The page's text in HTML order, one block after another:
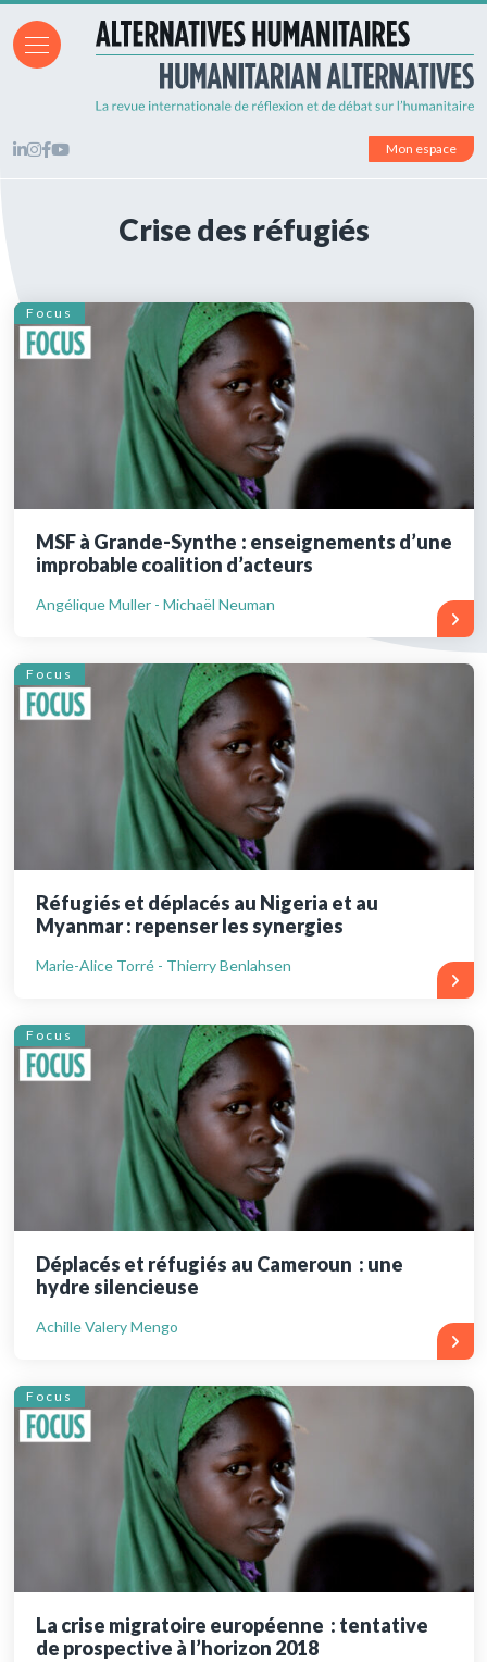
Mon espace
Crise des réfugiés
Focus
MSF à Grande-Synthe : enseignements d’une
improbable coalition d’acteurs
Angélique Muller - Michaël Neuman
Focus
Réfugiés et déplacés au Nigeria et au
Myanmar : repenser les synergies
Marie-Alice Torré - Thierry Benlahsen
Focus
Déplacés et réfugiés au Cameroun : une
hydre silencieuse
Achille Valery Mengo
Focus
La crise migratoire européenne : tentative
de prospective à l’horizon 2018